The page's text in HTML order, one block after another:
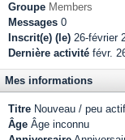
Groupe Members
Messages 0
Inscrit(e) (le) 26-février
Dernière activité févr.
Mes informations
Titre Nouveau / peu actif
Âge Âge inconnu